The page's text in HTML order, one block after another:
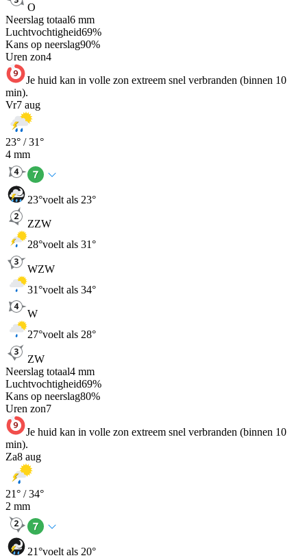
O
Neerslag totaal6 mm
Luchtvochtigheid69%
Kans op neerslag90%
Uren zon4
Je huid kan in volle zon extreem snel verbranden (binnen 10
min).
Vr7 aug
23° /31°
4 mm
23°voelt als 23°
ZZW
28°voelt als 31°
WZW
31°voelt als 34°
W
27°voelt als 28°
ZW
Neerslag totaal4 mm
Luchtvochtigheid69%
Kans op neerslag80%
Uren zon7
Je huid kan in volle zon extreem snel verbranden (binnen 10
min).
Za8 aug
21° /34°
2 mm
21°voelt als 20°